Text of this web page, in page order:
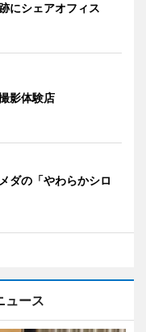
にシェアオフィス
影体験店
ダの「やわらかシロ
ュース